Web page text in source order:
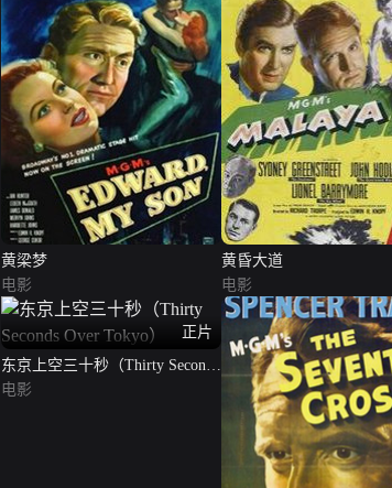
黄梁梦
电影
黄昏大道
电影
正片
东京上空三十秒（Thirty Seconds
Over Tokyo）
电影